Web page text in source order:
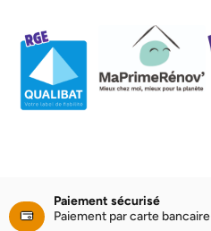
Paiement sécurisé
Paiement par carte bancaire